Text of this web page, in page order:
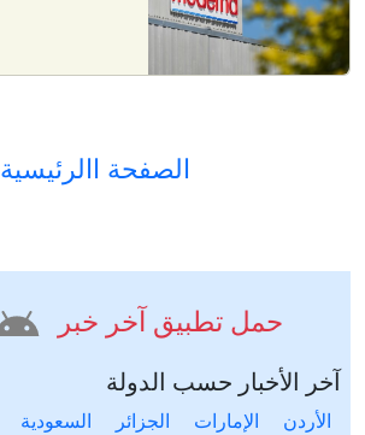
الصفحة االرئيسية
حمل تطبيق آخر خبر
آخر الأخبار حسب الدولة
الأردن الإمارات الجزائر السعودية